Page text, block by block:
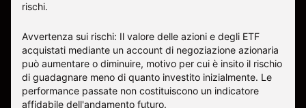
rischi.
Avvertenza sui rischi: Il valore delle azioni e degli ETF
acquistati mediante un account di negoziazione azionaria
può aumentare o diminuire, motivo per cui è insito il rischio
di guadagnare meno di quanto investito inizialmente. Le
performance passate non costituiscono un indicatore
affidabile dell'andamento futuro.